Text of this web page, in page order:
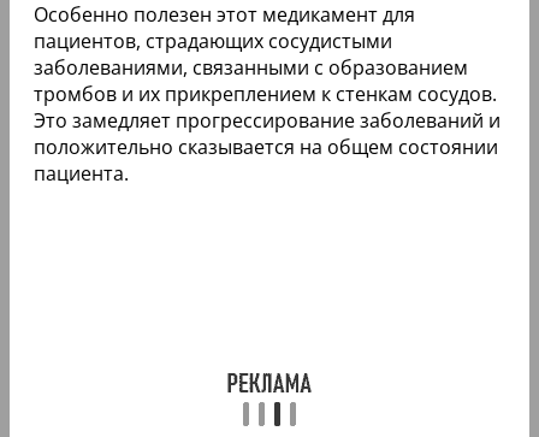
Особенно полезен этот медикамент для
пациентов, страдающих сосудистыми
заболеваниями, связанными с образованием
тромбов и их прикреплением к стенкам сосудов.
Это замедляет прогрессирование заболеваний и
положительно сказывается на общем состоянии
пациента.